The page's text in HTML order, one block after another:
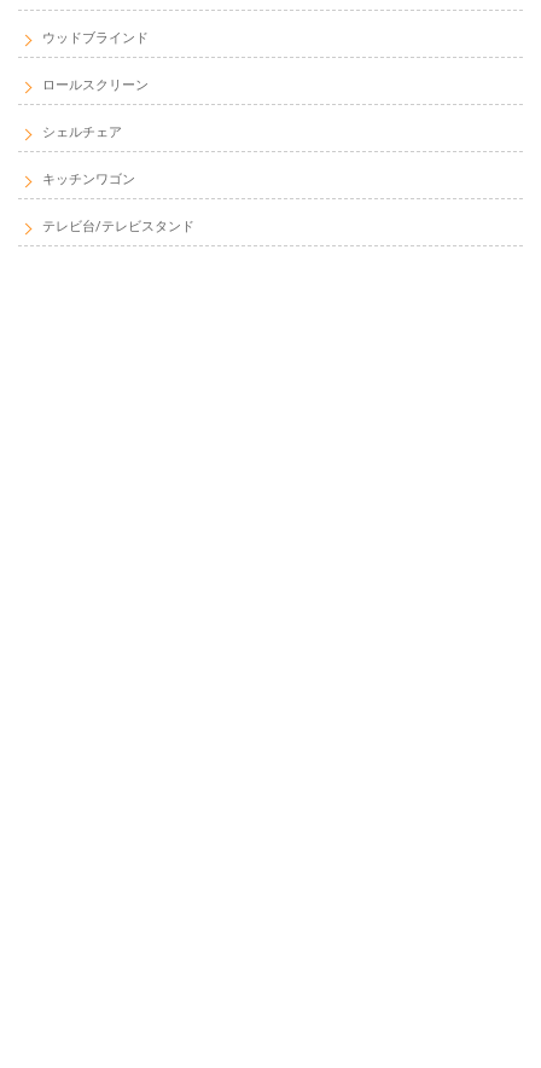
ウッドブラインド
ロールスクリーン
シェルチェア
キッチンワゴン
テレビ台/テレビスタンド